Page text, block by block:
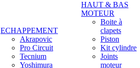
ECHAPPEMENT
Akrapovic
Pro Circuit
Tecnium
Yoshimura
HAUT & BAS
MOTEUR
Boite à
clapets
Piston
Kit cylindre
Joints
moteur